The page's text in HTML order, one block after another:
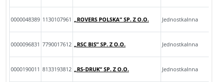
0000048389 1130107961 „ROVERS POLSKA” SP. Z O.O. JednostkaInna
0000096831 7790017612 „RSC BIS” SP. Z O.O. JednostkaInna
0000190011 8133193812 „RS-DRUK” SP. Z O.O. JednostkaInna